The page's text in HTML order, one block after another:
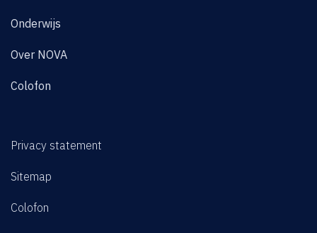
Onderwijs
Over NOVA
Colofon
Privacy statement
Sitemap
Colofon